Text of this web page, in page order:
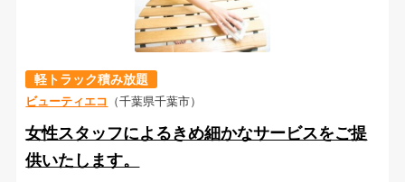
軽トラック積み放題
ビューティエコ （千葉県千葉市）
女性スタッフによるきめ細かなサービスをご提
供いたします。